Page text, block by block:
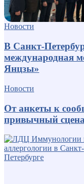
Новости
В Санкт-
международная
Янцзы»
Новости
От анкеты к
привычный